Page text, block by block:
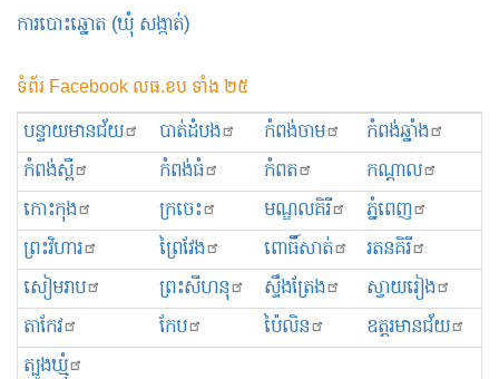
ការបោះឆ្នោត (ឃុំ សង្កាត់)
ទំព័រ Facebook លធ.ខប ទាំង ២៥
បន្ទាយមានជ័យ បាត់ដំបង កំពង់ចាម
កំពង់ឆ្នាំង
កំពង់ស្ពឺ
កំពង់ធំ កំពត
កណ្ដាល
កោះកុង
ក្រចេះ មណ្ឌលគិរី
ភ្នំពេញ
ព្រះ​វិហារ
ព្រៃវែង ពោធិ៍សាត់
រតនគិរី
សៀមរាប
ព្រះសីហនុ ស្ទឹងត្រែង
ស្វាយរៀង
តាកែវ
កែប ប៉ៃលិន
ឧត្ដរមានជ័យ
ត្បូងឃ្មុំ